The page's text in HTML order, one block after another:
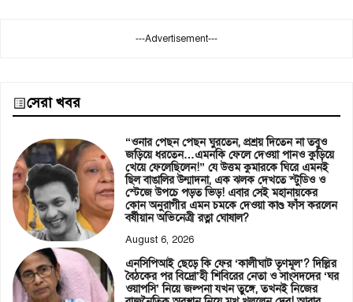
---Advertisement---
সেরা খবর
“ওনার পেছন পেছন ঘুরতেন, প্রশ্রয় দিতেন না তবুও
জড়িয়ে ধরতেন…এমনকি ফেলে দেওয়া পানও কুড়িয়ে
খেয়ে ফেলেছিলেন!” যে উত্তম কুমারকে ঘিরে এমনই
ছিল বাঙালির উন্মাদনা, এক ঝলক দেখতে স্টুডিও ও
স্টেজে উপচে পড়ত ভিড়! এবার সেই মহানায়কের
কোন অনুরাগীর এমন চমকে দেওয়া কাণ্ড ফাঁস করলেন
বর্ষীয়ান অভিনেত্রী রত্না ঘোষাল?
August 6, 2026
এনসিপিআই ছেড়ে কি ফের ‘কালীঘাট তৃণমূল’? দিল্লির
বৈঠকের পর বিদ্রো’হী শিবিরের নেতা ও সাংসদদের ‘ঘর
ওয়াপসি’ নিয়ে জল্পনা যখন তুঙ্গে, তখনই নিজের